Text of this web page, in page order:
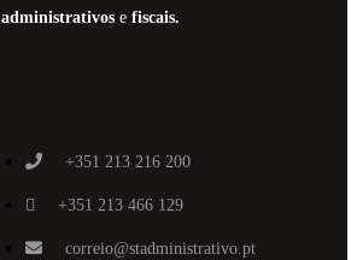
administrativose fiscais.
+351 213 216 200
+351 213 466 129
correio@stadministrativo.pt